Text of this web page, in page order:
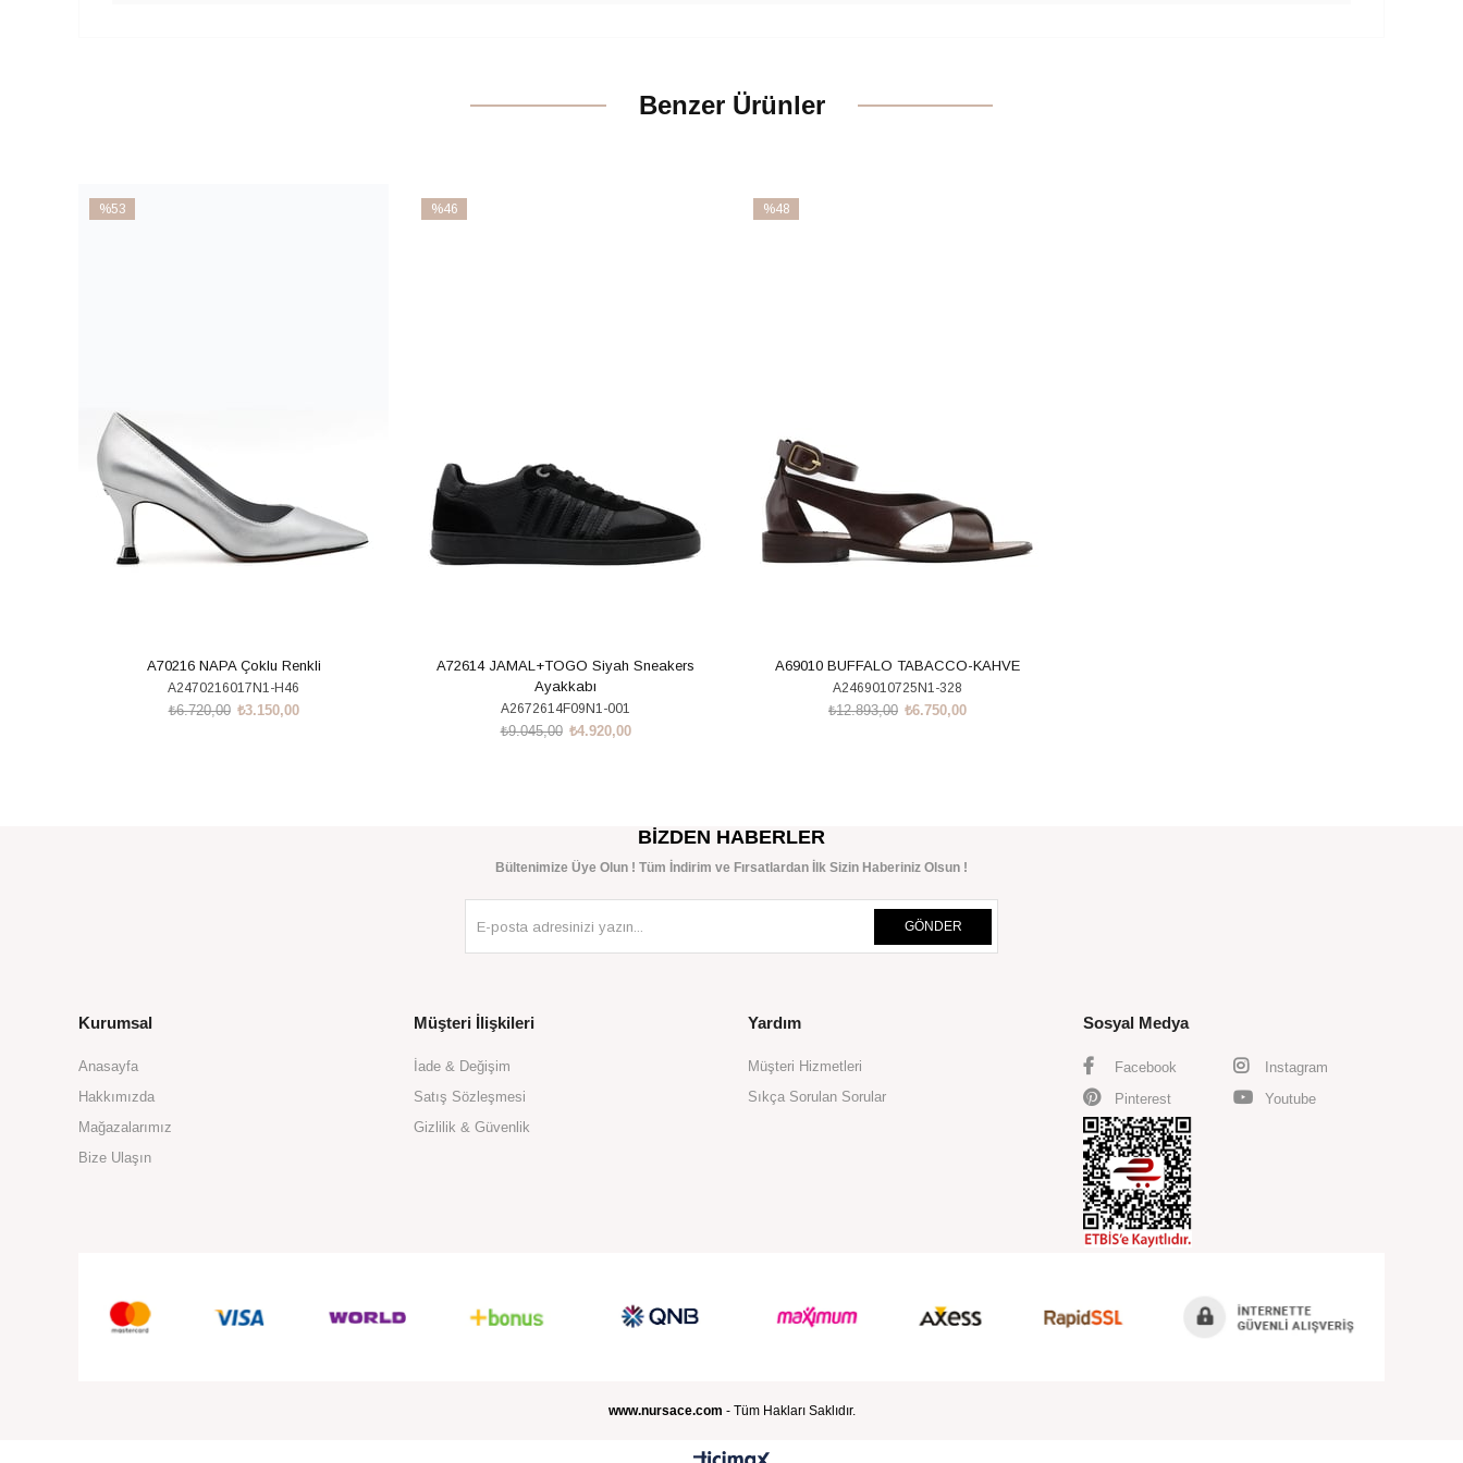
Benzer Ürünler
%53
A70216 NAPA Çoklu Renkli
A2470216017N1-H46
₺3.150,00
₺6.720,00
%46
A72614 JAMAL+TOGO Siyah Sneakers
Ayakkabı
A2672614F09N1-001
₺4.920,00
₺9.045,00
%48
A69010 BUFFALO TABACCO-KAHVE
A2469010725N1-328
₺6.750,00
₺12.893,00
BIZDEN HABERLER
Bültenimize Üye Olun ! Tüm İndirim ve Fırsatlardan İlk Sizin Haberiniz Olsun !
GÖNDER
Kurumsal
Anasayfa
Hakkımızda
Mağazalarımız
Bize Ulaşın
Müşteri İlişkileri
İade & Değişim
Satış Sözleşmesi
Gizlilik & Güvenlik
Yardım
Müşteri Hizmetleri
Sıkça Sorulan Sorular
Sosyal Medya
Facebook
Instagram
Pinterest
Youtube
www.nursace.com - Tüm Hakları Saklıdır.